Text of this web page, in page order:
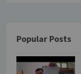
Popular Posts